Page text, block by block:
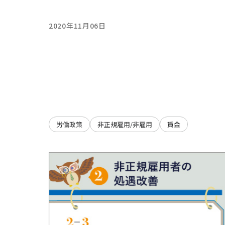
2020年11月06日
労働政策 非正規雇用/非雇用 賃金